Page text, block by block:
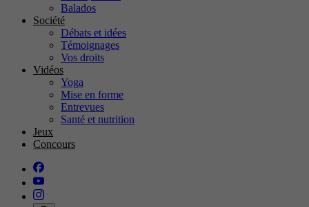
Balados
Société
Débats et idées
Témoignages
Vos droits
Vidéos
Yoga
Mise en forme
Entrevues
Santé et nutrition
Jeux
Concours